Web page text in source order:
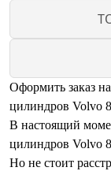
Оформить заказ
цилиндров Volvo
В настоящий
цилиндров Volvo
Но не стоит